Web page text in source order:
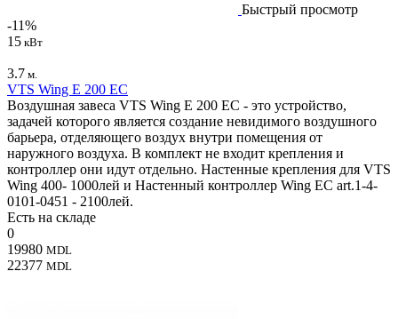
Быстрый просмотр
-11%
15 кВт
3.7 м.
VTS Wing E 200 EC
Воздушная завеса VTS Wing E 200 EC - это устройство,
задачей которого является создание невидимого воздушного
барьера, отделяющего воздух внутри помещения от
наружного воздуха. В комплект не входит крепления и
контроллер они идут отдельно. Настенные крепления для VTS
Wing 400- 1000лей и Настенный контроллер Wing EC art.1-4-
0101-0451 - 2100лей.
Есть на складе
0
19980 MDL
22377 MDL